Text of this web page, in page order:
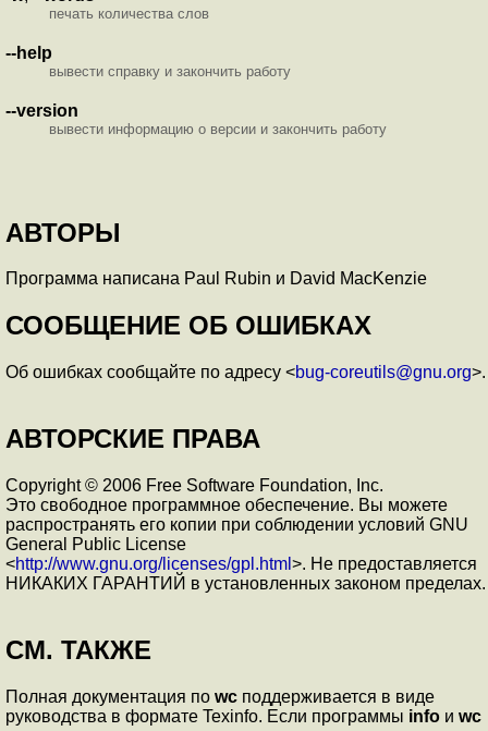
печать количества слов
--help
вывести справку и закончить работу
--version
вывести информацию о версии и закончить работу
АВТОРЫ
Программа написана Paul Rubin и David MacKenzie
СООБЩЕНИЕ ОБ ОШИБКАХ
Об ошибках сообщайте по адресу <bug-coreutils@gnu.org>.
АВТОРСКИЕ ПРАВА
Copyright © 2006 Free Software Foundation, Inc.
Это свободное программное обеспечение. Вы можете
распространять его копии при соблюдении условий GNU
General Public License
<http://www.gnu.org/licenses/gpl.html >. Не предоставляется
НИКАКИХ ГАРАНТИЙ в установленных законом пределах.
СМ. ТАКЖЕ
Полная документация по wc поддерживается в виде
руководства в формате Texinfo. Если программы info и wc